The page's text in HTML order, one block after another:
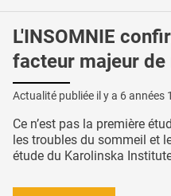
L'INSOMNIE
facteur majeur
Actualité publiée il y a 6 années
Ce n’est pas la première
les troubles du sommeil et
étude du Karolinska